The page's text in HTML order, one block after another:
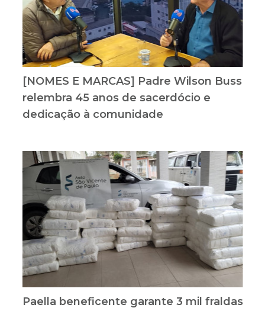
[NOMES E MARCAS] Padre Wilson Buss
relembra 45 anos de sacerdócio e
dedicação à comunidade
Paella beneficente garante 3 mil fraldas